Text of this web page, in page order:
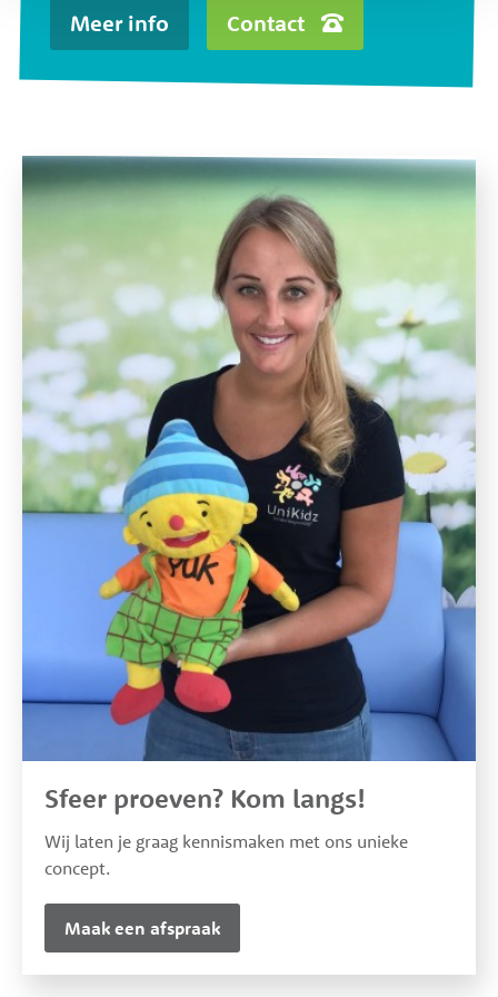
Meer info Contact
Widgets
Sfeer proeven? Kom langs!
Wij laten je graag kennismaken met ons unieke
concept.
Maak een afspraak